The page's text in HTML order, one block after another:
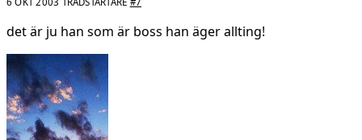
det är ju han som är boss han äger allting!